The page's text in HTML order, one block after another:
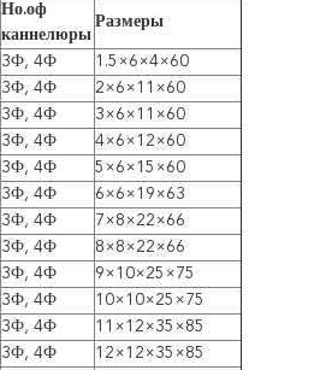
Но.оф
каннелюры
Размеры
3Ф, 4Ф
1.5×6×4×60
3Ф, 4Ф
2×6×11×60
3Ф, 4Ф
3×6×11×60
3Ф, 4Ф
4×6×12×60
3Ф, 4Ф
5×6×15×60
3Ф, 4Ф
6×6×19×63
3Ф, 4Ф
7×8×22×66
3Ф, 4Ф
8×8×22×66
3Ф, 4Ф
9×10×25×75
3Ф, 4Ф
10×10×25×75
3Ф, 4Ф
11×12×35×85
3Ф, 4Ф
12×12×35×85